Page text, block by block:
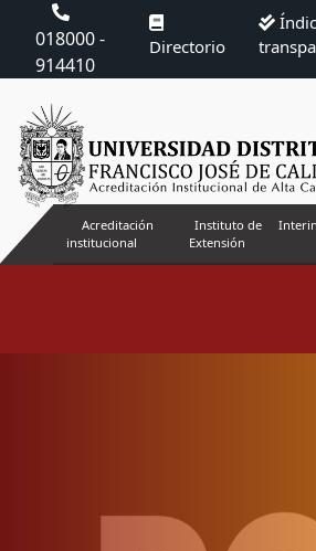
018000 -
914410
Directorio
Acreditación
institucional
Instituto de
Extensión